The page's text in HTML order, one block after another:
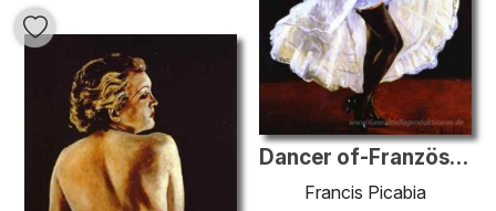
Dancer of-Französisch Cancan
Francis Picabia